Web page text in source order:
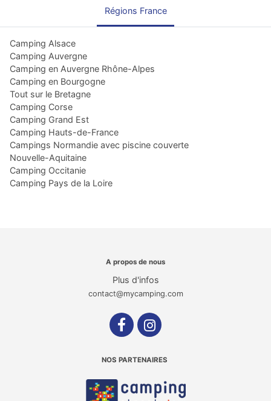
Régions France
Camping Alsace
Camping Auvergne
Camping en Auvergne Rhône-Alpes
Camping en Bourgogne
Tout sur le Bretagne
Camping Corse
Camping Grand Est
Camping Hauts-de-France
Campings Normandie avec piscine couverte
Nouvelle-Aquitaine
Camping Occitanie
Camping Pays de la Loire
A propos de nous
Plus d'infos
contact@mycamping.com
NOS PARTENAIRES